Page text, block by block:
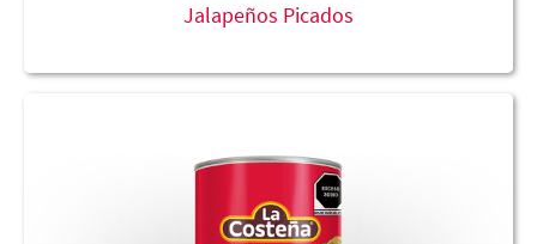
Jalapeños Picados